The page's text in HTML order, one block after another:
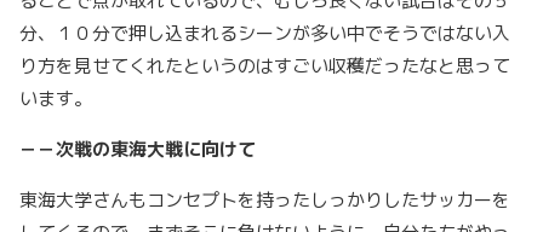
分、１０分で押し込まれるシーンが多い中でそうではない入
り方を見せてくれたというのはすごい収穫だったなと思って
います。
－－次戦の東海大戦に向けて
東海大学さんもコンセプトを持ったしっかりしたサッカーを